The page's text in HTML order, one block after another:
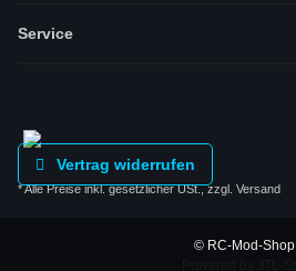
Service
Vertrag widerrufen
* Alle Preise inkl. gesetzlicher USt., zzgl. Versand
© RC-Mod-Shop